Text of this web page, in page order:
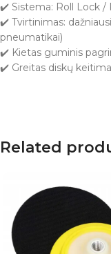
✔️ Sistema: Roll Lock /
✔️ Tvirtinimas:
pneumatikai)
✔️ Kietas guminis
✔️ Greitas diskų
Related